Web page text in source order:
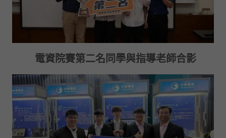
電資院賽第二名同學與指導老師合影